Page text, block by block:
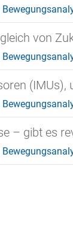
von
– gibt es